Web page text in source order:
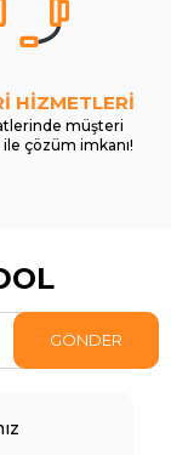
HİZMETLERİ
müşteri
çözüm imkanı!
GÖNDER